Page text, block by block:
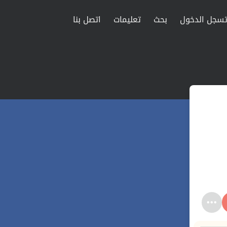
تسجل الدخول بحث تعليمات
اتصل بنا